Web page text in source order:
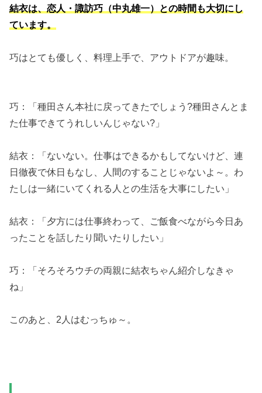
結衣は、恋人・諏訪巧（中丸雄一）との時間も大切にし
ています。
巧はとても優しく、料理上手で、アウトドアが趣味。
巧：「種田さん本社に戻ってきたでしょう?種田さんとま
た仕事できてうれしいんじゃない?」
結衣：「ないない。仕事はできるかもしてないけど、連
日徹夜で休日もなし、人間のすることじゃないよ～。わ
たしは一緒にいてくれる人との生活を大事にしたい」
結衣：「夕方には仕事終わって、ご飯食べながら今日あ
ったことを話したり聞いたりしたい」
巧：「そろそろウチの両親に結衣ちゃん紹介しなきゃ
ね」
このあと、2人はむっちゅ～。